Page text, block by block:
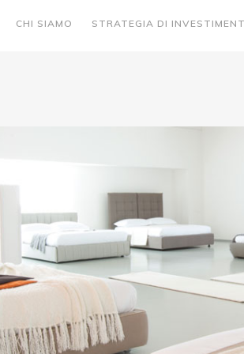
CHI SIAMO STRATEGIA DI